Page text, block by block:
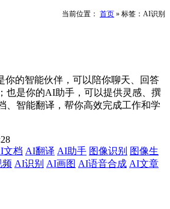
当前位置： 首页 » 标签：AI识别
你的智能伙伴，可以陪你聊天、回答
也是你的AI助手，可以提供灵感、撰
、智能翻译，帮你高效完成工作和学
文档 AI翻译 AI助手 图像识别 图像生
频 AI识别 AI画图 AI语音合成 AI文章